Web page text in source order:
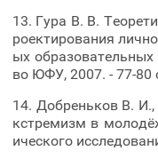
13. Гура В. В.
роектирования
ых
во ЮФУ, 2007. - 77-80
14. Добреньков В.
кстремизм в
ического